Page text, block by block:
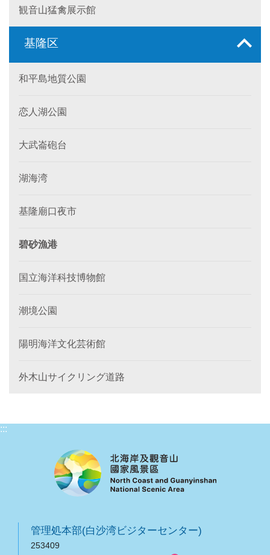
観音山猛禽展示館
基隆区
和平島地質公園
恋人湖公園
大武崙砲台
湖海湾
基隆廟口夜市
碧砂漁港
国立海洋科技博物館
潮境公園
陽明海洋文化芸術館
外木山サイクリング道路
:::
管理処本部(白沙湾ビジターセンター)
253409